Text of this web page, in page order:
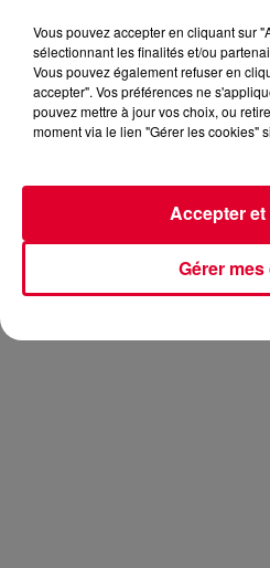
On a eu la chance d’avoirFakear
cadre magnifique pourCercle.
sommets de l'île de Gozo à
son passage au Pic du Midi.
sortira son nouvel albumAll
Vous pouvez accepter en cliquant sur
sélectionnant les finalités et/ou
Vous pouvez également refuser en
accepter". Vos préférences ne
pouvez mettre à jour vos choix, ou
moment via le lien "Gérer les cookies"
Gérer
Accepter